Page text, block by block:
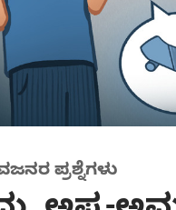
ಪ್ರಶ್ನೆಗಳು